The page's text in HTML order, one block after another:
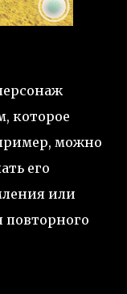
которое
можно
его
или
повторного